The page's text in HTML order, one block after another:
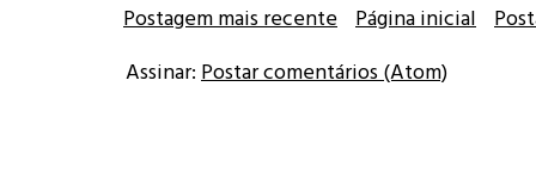
Postagem mais recente Página inicial
Assinar: Postar comentários (Atom)